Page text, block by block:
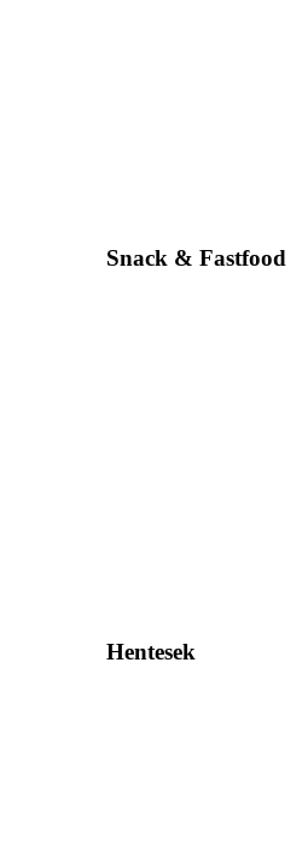
Snack & Fastfood
Hentesek